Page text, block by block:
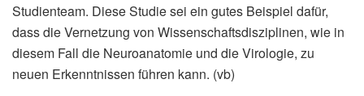
Studienteam. Diese Studie sei ein gutes Beispiel dafür,
dass die Vernetzung von Wissenschaftsdisziplinen, wie in
diesem Fall die Neuroanatomie und die Virologie, zu
neuen Erkenntnissen führen kann. (vb)